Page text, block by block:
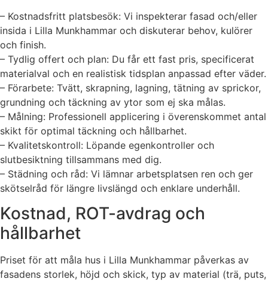
– Kostnadsfritt platsbesök: Vi inspekterar fasad och/eller
insida i Lilla Munkhammar och diskuterar behov, kulörer
och finish.
– Tydlig offert och plan: Du får ett fast pris, specificerat
materialval och en realistisk tidsplan anpassad efter väder.
– Förarbete: Tvätt, skrapning, lagning, tätning av sprickor,
grundning och täckning av ytor som ej ska målas.
– Målning: Professionell applicering i överenskommet antal
skikt för optimal täckning och hållbarhet.
– Kvalitetskontroll: Löpande egenkontroller och
slutbesiktning tillsammans med dig.
– Städning och råd: Vi lämnar arbetsplatsen ren och ger
skötselråd för längre livslängd och enklare underhåll.
Kostnad, ROT-avdrag och
hållbarhet
Priset för att måla hus i Lilla Munkhammar påverkas av
fasadens storlek, höjd och skick, typ av material (trä, puts,